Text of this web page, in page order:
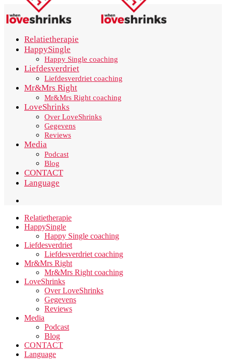
Relatietherapie
HappySingle
Happy Single coaching
Liefdesverdriet
Liefdesverdriet coaching
Mr&Mrs Right
Mr&Mrs Right coaching
LoveShrinks
Over LoveShrinks
Gegevens
Reviews
Media
Podcast
Blog
CONTACT
Language
Relatietherapie
HappySingle
Happy Single coaching
Liefdesverdriet
Liefdesverdriet coaching
Mr&Mrs Right
Mr&Mrs Right coaching
LoveShrinks
Over LoveShrinks
Gegevens
Reviews
Media
Podcast
Blog
CONTACT
Language